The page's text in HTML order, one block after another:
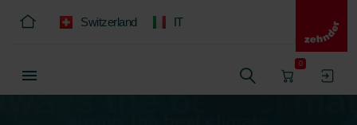
Switzerland IT
0